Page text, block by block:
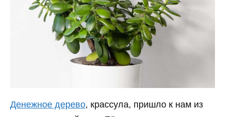
Денежное дерево, крассула, пришло к нам из